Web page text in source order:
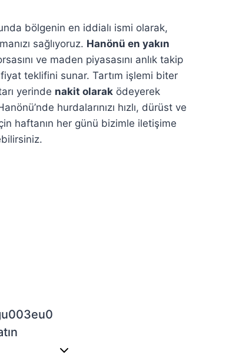
bölgenin en iddialı ismi olarak,
sağlıyoruz. Hanönü en yakın
ve maden piyasasını anlık takip
teklifini sunar. Tartım işlemi biter
yerinde nakit olaraködeyerek
hurdalarınızı hızlı, dürüst ve
haftanın her günü bizimle iletişime